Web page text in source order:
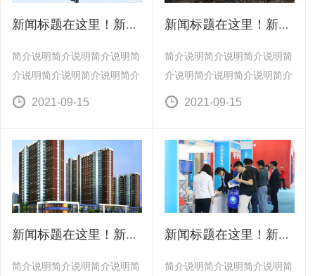
新闻标题在这里！新闻标题在这里！
2021-09-15
简介说明简介说明简介说明简
介说明简介说明简介说明简介
说明简介说明简介说明简介说
介说明简介说明简介说明简介
说明简介说明简介说明简介说
明简介说明简介说明简介说明
简介说明简介说明简介说明简
介
新闻标题在这里！新闻标题在这里！
2021-09-15
简介说明简介说明简介说明简
介说明简介说明简介说明简介
说明简介说明简介说明简介说
介说明简介说明简介说明简介
说明简介说明简介说明简介说
明简介说明简介说明简介说明
简介说明简介说明简介说明简
介
新闻标题在这里！新闻标题在这里！
简介说明简介说明简介说明简
新闻标题在这里！新闻标题在这里！
简介说明简介说明简介说明简